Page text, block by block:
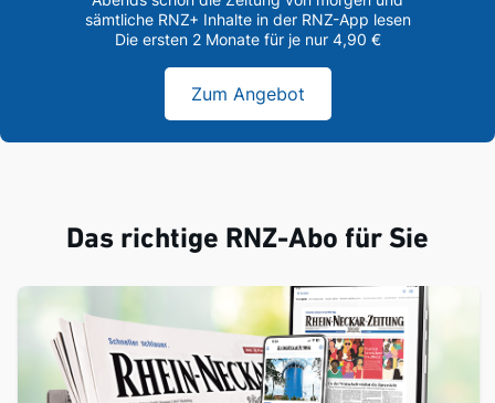
sämtliche RNZ+ Inhalte in der RNZ-App lesen
Die ersten 2 Monate für je nur 4,90 €
Zum Angebot
Das richtige RNZ-Abo für Sie